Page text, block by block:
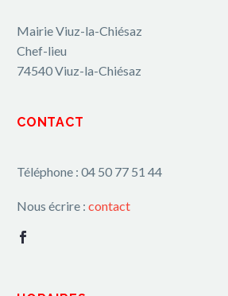
Mairie Viuz-la-Chiésaz
Chef-lieu
74540 Viuz-la-Chiésaz
CONTACT
Téléphone : 04 50 77 51 44
Nous écrire : contact